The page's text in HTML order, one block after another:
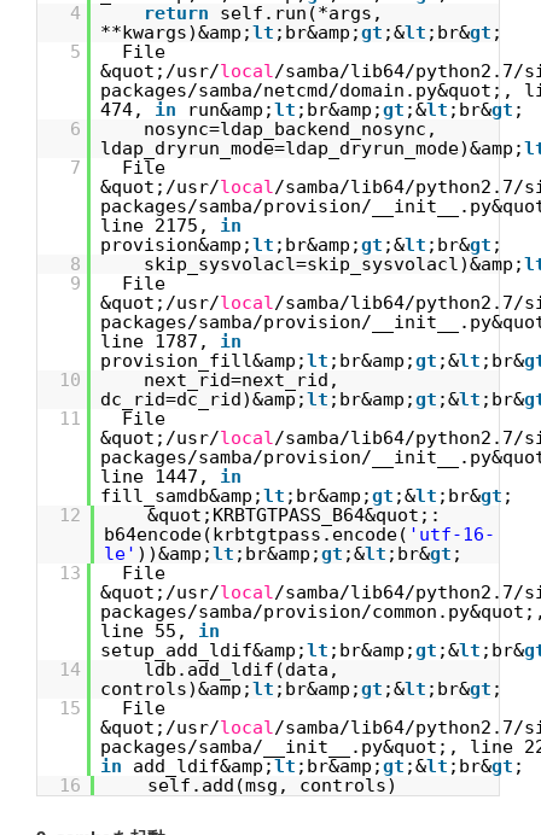
4
return
self.run(*args,
**kwargs)&amp;lt ;br&amp;gt ;&lt ;br&gt ;
5
File
&quot;/usr/local/samba/lib64/python2.7/
packages/samba/netcmd/domain.py&quot;,
474, in run&amp;lt ;br&amp;gt ;&lt ;br&gt ;
6
nosync=ldap_backend_nosync,
ldap_dryrun_mode=ldap_dryrun_mode)&amp;
7
File
&quot;/usr/local/samba/lib64/python2.7/
packages/samba/provision/
line 2175, in
provision&amp;lt ;br&amp;gt ;&lt ;br&gt ;
8
skip_sysvolacl=skip_sysvolacl)&amp;
9
File
&quot;/usr/local/samba/lib64/python2.7/
packages/samba/provision/
line 1787, in
provision_fill&amp;lt ;br&amp;gt ;&lt ;br&
10
next_rid=next_rid,
dc_rid=dc_rid)&amp;lt ;br&amp;gt ;&lt ;br&
11
File
&quot;/usr/local/samba/lib64/python2.7/
packages/samba/provision/
line 1447, in
fill_samdb&amp;lt ;br&amp;gt ;&lt ;br&gt ;
12
&quot;KRBTGTPASS_B64&quot;:
b64encode(krbtgtpass.encode( 'utf-16-
le' ))&amp;lt ;br&amp;gt ;&lt ;br&gt ;
13
File
&quot;/usr/local/samba/lib64/python2.7/
packages/samba/provision/
line 55, in
setup_add_ldif&amp;lt ;br&amp;gt ;&lt ;br&
14
ldb.add_ldif(data,
controls)&amp;lt ;br&amp;gt ;&lt ;br&gt ;
15
File
&quot;/usr/local/samba/lib64/python2.7/
packages/samba/__init__.py&quot;, line
in
add_ldif&amp;lt ;br&amp;gt ;&lt ;br&gt ;
16
self.add(msg, controls)